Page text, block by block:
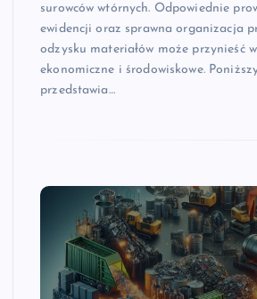
surowców wtórnych. Odpowiednie
ewidencji oraz sprawna organizacja
odzysku materiałów może przynieść
ekonomiczne i środowiskowe.
przedstawia…